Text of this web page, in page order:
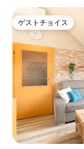
ゲストチョイス
ゲストチョイス